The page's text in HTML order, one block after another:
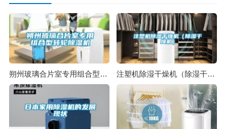
朔州玻璃合片室专用组合型转轮除湿机 注塑机除湿干燥机（除湿干燥机）